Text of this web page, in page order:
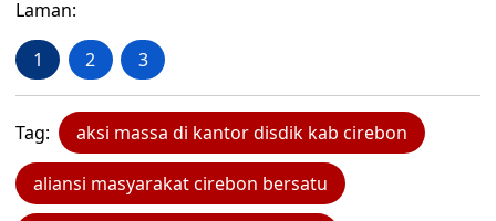
Laman:
1 2 3
Tag: aksi massa di kantor disdik kab cirebon
aliansi masyarakat cirebon bersatu